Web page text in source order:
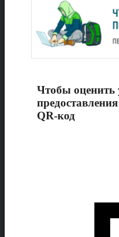
Чтобы оценить
QR-код